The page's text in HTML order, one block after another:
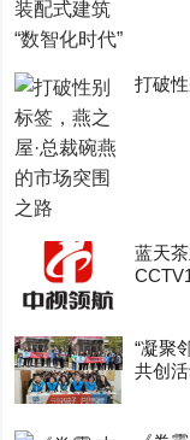
打破
蓝天
“凝聚
共创